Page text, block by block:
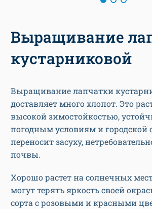
Выращивание
кустарниковой
Выращивание лапчатки
доставляет много хлопот. Это
высокой зимостойкостью,
погодным условиям и городской
переносит засуху,
почвы.
Хорошо растет на солнечных
могут терять яркость своей
сорта с розовыми и красными